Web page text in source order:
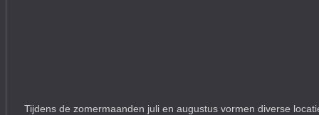
Tijdens de zomermaanden juli en augustus vormen diverse